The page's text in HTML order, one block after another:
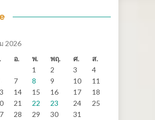
2026
อ. พ. พฤ. ศ.
ส.
1
2 3
4
7 8 9 10
11
14 15 16 17
18
21 22 23 24
25
28 29 30 31